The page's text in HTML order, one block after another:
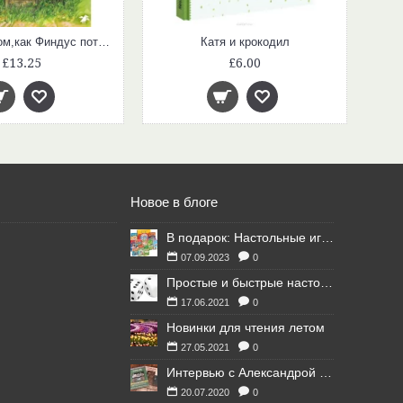
История о том,как Финдус потерялся,когда был маленький
£13.25
Катя и крокодил
£6.00
Новое в блоге
07.09.2023 0
17.06.2021 0
Новинки для чтения летом
27.05.2021 0
20.07.2020 0